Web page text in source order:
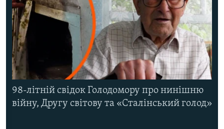
98-літній свідок Голодомору про нинішню
війну, Другу світову та «Сталінський голод»